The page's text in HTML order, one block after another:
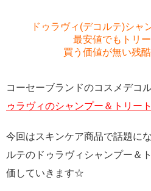
ドゥラヴィ(デコルテ)シャ
最安値でもトリ
買う価値が無い残
コーセーブランドのコスメデコ
ゥラヴィのシャンプー＆トリー
今回はスキンケア商品で話題に
ルテのドゥラヴィシャンプー＆
価していきます☆